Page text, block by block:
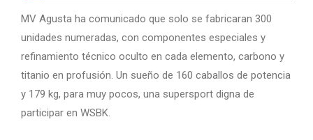
MV Agusta ha comunicado que solo se fabricaran 300
unidades numeradas, con componentes especiales y
refinamiento técnico oculto en cada elemento, carbono y
titanio en profusión. Un sueño de 160 caballos de potencia
y 179 kg, para muy pocos, una supersport digna de
participar en WSBK.